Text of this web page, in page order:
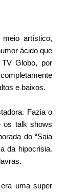
artístico,
ácido que
Globo, por
e baixos.
Fazia o
os talk shows
do “Saia
da hipocrisia.
uma super